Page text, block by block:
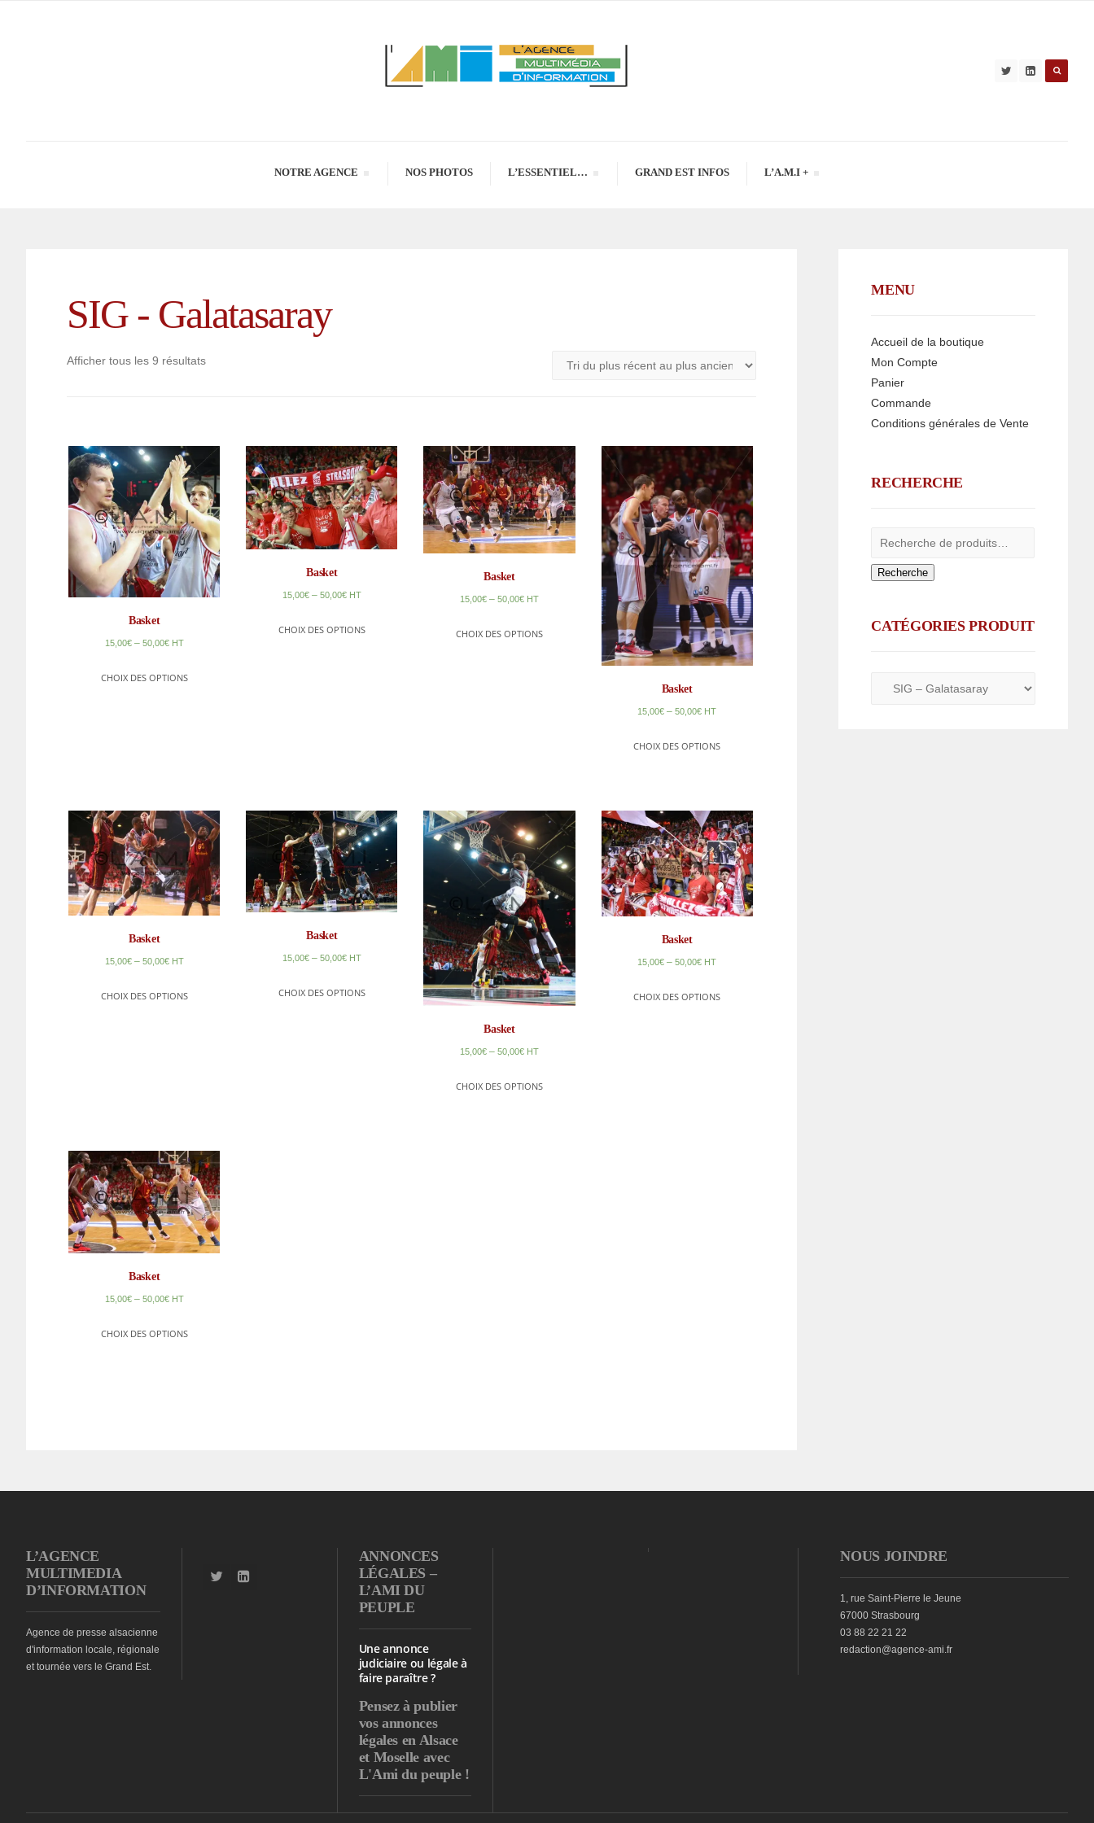
NOTRE AGENCE NOS PHOTOS L’ESSENTIEL… GRAND EST INFOS L’A.M.I +
SIG - Galatasaray
Afficher tous les 9 résultats
Basket
15,00€– 50,00€ HT
CHOIX DES OPTIONS
Basket
15,00€– 50,00€ HT
CHOIX DES OPTIONS
Basket
15,00€ – 50,00€ HT
CHOIX DES OPTIONS
Basket
15,00€ –50,00€ HT
CHOIX DES OPTIONS
Basket
15,00€– 50,00€ HT
CHOIX DES OPTIONS
Basket
15,00€– 50,00€ HT
CHOIX DES OPTIONS
Basket
15,00€ – 50,00€ HT
CHOIX DES OPTIONS
Basket
15,00€ –50,00€ HT
CHOIX DES OPTIONS
Basket
15,00€– 50,00€ HT
CHOIX DES OPTIONS
MENU
Accueil de la boutique
Mon Compte
Panier
Commande
Conditions générales de Vente
RECHERCHE
Recherche
CATÉGORIES PRODUIT
L’AGENCE
MULTIMEDIA
D’INFORMATION
Agence de presse alsacienne
d'information locale, régionale
et tournée vers le Grand Est.
ANNONCES
LÉGALES –
L’AMI DU
PEUPLE
Une annonce
judiciaire ou légale à
faire paraître ?
Pensez à publier
vos annonces
légales en Alsace
et Moselle avec
L'Ami du peuple !
NOUS JOINDRE
1, rue Saint-Pierre le Jeune
67000 Strasbourg
03 88 22 21 22
redaction@agence-ami.fr